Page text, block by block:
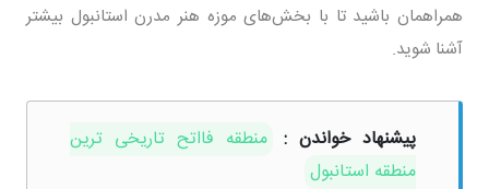
همراهمان باشید تا با بخش‌های موزه هنر مدرن استانبول بیشتر
آشنا شوید.
پیشنهاد خواندن : منطقه فااتح تاریخی ترین
منطقه استانبول